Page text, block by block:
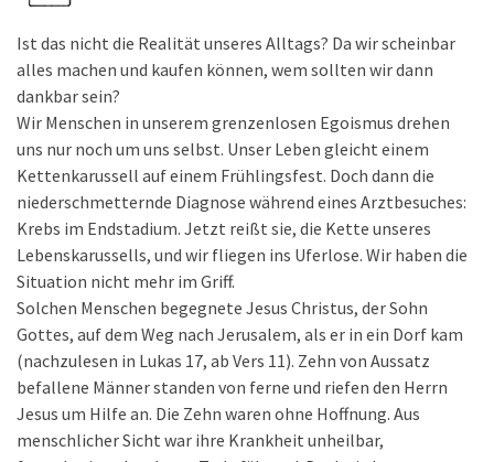
Ist das nicht die Realität unseres Alltags? Da wir scheinbar
alles machen und kaufen können, wem sollten wir dann
dankbar sein?
Wir Menschen in unserem grenzenlosen Egoismus drehen
uns nur noch um uns selbst. Unser Leben gleicht einem
Kettenkarussell auf einem Frühlingsfest. Doch dann die
niederschmetternde Diagnose während eines Arztbesuches:
Krebs im Endstadium. Jetzt reißt sie, die Kette unseres
Lebenskarussells, und wir fliegen ins Uferlose. Wir haben die
Situation nicht mehr im Griff.
Solchen Menschen begegnete Jesus Christus, der Sohn
Gottes, auf dem Weg nach Jerusalem, als er in ein Dorf kam
(nachzulesen in Lukas 17, ab Vers 11). Zehn von Aussatz
befallene Männer standen von ferne und riefen den Herrn
Jesus um Hilfe an. Die Zehn waren ohne Hoffnung. Aus
menschlicher Sicht war ihre Krankheit unheilbar,